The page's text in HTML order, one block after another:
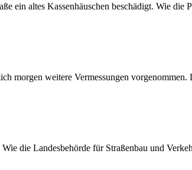
ein altes Kassenhäuschen beschädigt. Wie
morgen weitere Vermessungen
die Landesbehörde für Straßenbau und